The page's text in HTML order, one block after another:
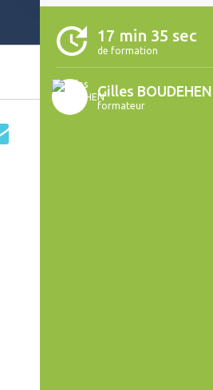
17 min 35 sec
de formation
Gilles BOUDEHEN
formateur